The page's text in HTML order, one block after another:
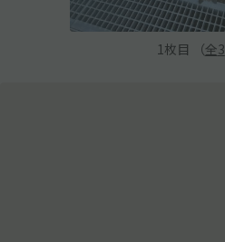
1枚目 （全3